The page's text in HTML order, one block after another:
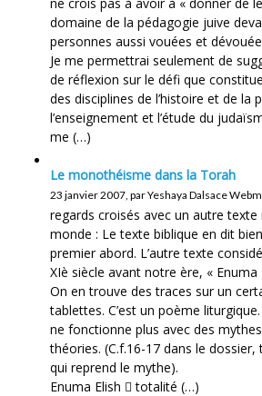
domaine de la pédagogie juive
personnes aussi vouées et
Je me permettrai seulement de
de réflexion sur le défi que
des disciplines de l’histoire et de la
l’enseignement et l’étude du
me (…)
Le monothéisme dans la Torah
23 janvier 2007, par Yeshaya Dalsace
regards croisés avec un autre
monde : Le texte biblique en dit
premier abord. L’autre texte
XIè siècle avant notre ère, « Enuma
On en trouve des traces sur un
tablettes. C’est un poème
ne fonctionne plus avec des
théories. (C.f.16-17 dans le dossier,
qui reprend le mythe).
Enuma Elish  totalité (…)